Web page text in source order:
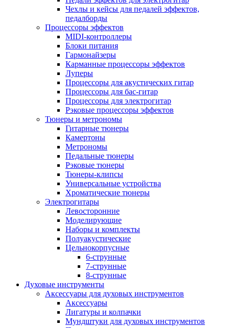
Чехлы и кейсы для педалей эффектов,
педалборды
Процессоры эффектов
MIDI-контроллеры
Блоки питания
Гармонайзеры
Карманные процессоры эффектов
Луперы
Процессоры для акустических гитар
Процессоры для бас-гитар
Процессоры для электрогитар
Рэковые процессоры эффектов
Тюнеры и метрономы
Гитарные тюнеры
Камертоны
Метрономы
Педальные тюнеры
Рэковые тюнеры
Тюнеры-клипсы
Универсальные устройства
Хроматические тюнеры
Электрогитары
Левосторонние
Моделирующие
Наборы и комплекты
Полуакустические
Цельнокорпусные
6-струнные
7-струнные
8-струнные
Духовые инструменты
Аксессуары для духовых инструментов
Аксессуары
Лигатуры и колпачки
Мундштуки для духовых инструментов